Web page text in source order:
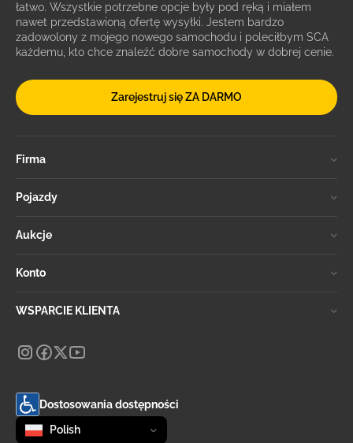
łatwo. Wszystkie potrzebne opcje były pod ręką i miałem
nawet przedstawioną ofertę wysyłki. Jestem bardzo
zadowolony z mojego nowego samochodu i poleciłbym SCA
każdemu, kto chce znaleźć dobre samochody w dobrej cenie.
Zarejestruj się ZA DARMO
Firma
Pojazdy
Aukcje
Konto
WSPARCIE KLIENTA
Dostosowania dostępności
Zmień język
selected
Polish